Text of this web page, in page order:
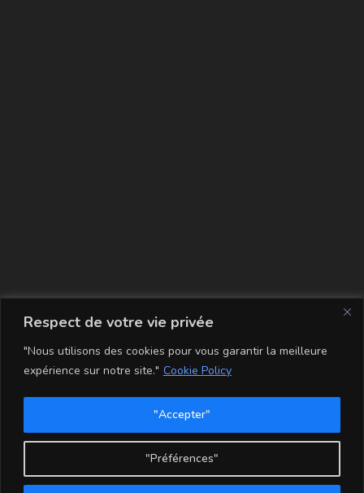
Respect de votre vie privée
"Nous utilisons des cookies pour vous garantir la meilleure
expérience sur notre site." Cookie Policy
"Préférences"
"Accepter"
La carte
Conditions Générales de Vente Mentions légales
Mon compte
Politique de Confidentialité et Cookie
Copyright - WordPress Theme by OceanWP